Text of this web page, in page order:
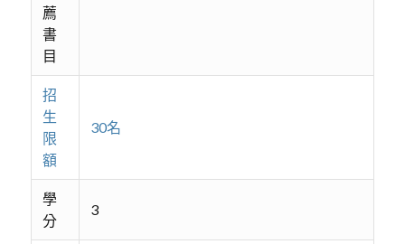
薦
書
目
招
生
限
額
30名
學
分
3